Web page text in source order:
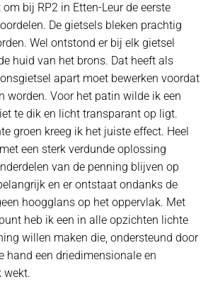
bij RP2 in Etten-Leur de eerste
De gietsels bleken prachtig
Wel ontstond er bij elk gietsel
huid van het brons. Dat heeft als
apart moet bewerken voordat
worden. Voor het patin wilde ik een
te dik en licht transparant op ligt.
groen kreeg ik het juiste effect. Heel
een sterk verdunde oplossing
van de penning blijven op
en er ontstaat ondanks de
hoogglans op het oppervlak. Met
heb ik een in alle opzichten lichte
willen maken die, ondersteund door
hand een driedimensionale en
wekt.